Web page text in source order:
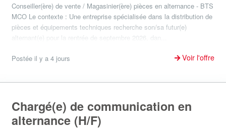
Conseiller(ère) de vente / Magasinier(ère) pièces en alternance - BTS
MCO Le contexte : Une entreprise spécialisée dans la distribution de
pièces et équipements techniques recherche son/sa futur(e)
alternant(e) pour la rentrée de septembre 2026, dan...
Postée il y a 4 jours Voir l'offre
Chargé(e) de communication en
alternance (H/F)